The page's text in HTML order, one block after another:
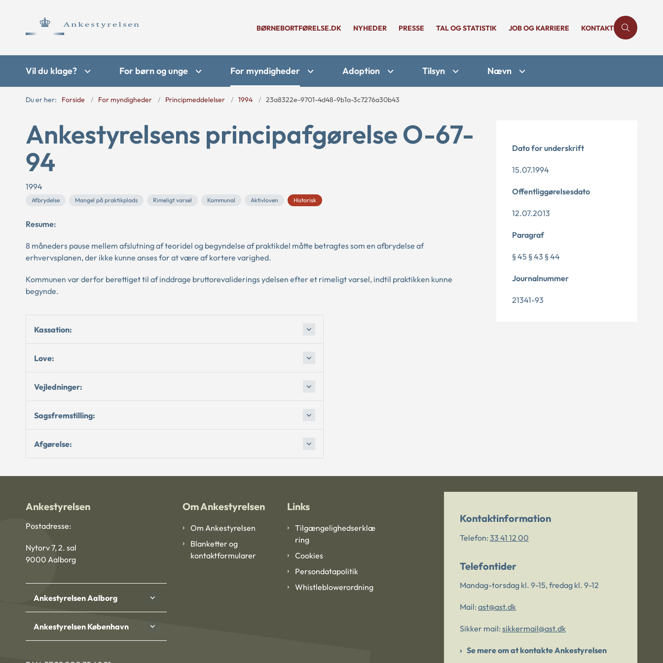
BØRNEBORTFØRELSE.DK NYHEDER PRESSE TAL OG STATISTIK JOB OG KARRIERE KONTAKT
Vil du klage? For børn og unge For myndigheder Adoption Tilsyn Nævn
Du er her: Forside For myndigheder Principmeddelelser 1994 23a8322e-9701-4d48-9b1a-3c7276a30b43
Ankestyrelsens principafgørelse O-67-
94
1994
Afbrydelse Mangel på praktikplads Rimeligt varsel Kommunal Aktivloven Historisk
Resume:
8 måneders pause mellem afslutning af teoridel og begyndelse af praktikdel måtte betragtes som en afbrydelse af
erhvervsplanen, der ikke kunne anses for at være af kortere varighed.
Kommunen var derfor berettiget til af inddrage bruttorevaliderings ydelsen efter et rimeligt varsel, indtil praktikken kunne
begynde.
Kassation:
Love:
Vejledninger:
Sagsfremstilling:
Afgørelse:
Dato for underskrift
15.07.1994
Offentliggørelsesdato
12.07.2013
Paragraf
§ 45 § 43 § 44
Journalnummer
21341-93
Ankestyrelsen
Postadresse:
Nytorv 7, 2. sal
9000 Aalborg
Ankestyrelsen Aalborg
Ankestyrelsen København
Om Ankestyrelsen
Om Ankestyrelsen
Blanketter og
kontaktformularer
Links
Tilgængelighedserklæ
ring
Cookies
Persondatapolitik
Whistleblowerordning
Kontaktinformation
Telefon: 33 41 12 00
Telefontider
Mandag-torsdag kl. 9-15, fredag kl. 9-12
Mail: ast@ast.dk
Sikker mail: sikkermail@ast.dk
Se mere om at kontakte Ankestyrelsen